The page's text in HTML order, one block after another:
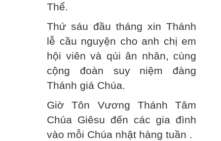
Thể.
Thứ sáu đầu tháng xin Thánh
lễ cầu nguyện cho anh chị em
hội viên và qúi ân nhân, cùng
cộng đoàn suy niệm đàng
Thánh giá Chúa.
Giờ Tôn Vương Thánh Tâm
Chúa Giêsu đến các gia đình
vào mỗi Chúa nhật hàng tuần .